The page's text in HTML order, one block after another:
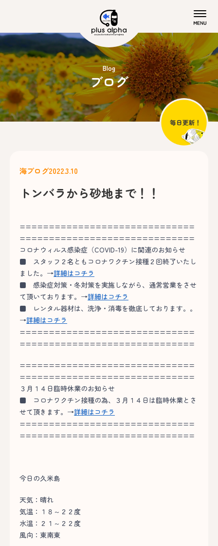
Blog
ブログ
海ブログ2022.3.10
トンバラから砂地まで！！
==============================
==============================
コロナウィルス感染症（COVID-19）に関連のお知らせ
■ スタッフ２名ともコロナワクチン接種２回終了いたし
ました。→詳細はコチラ
■ 感染症対策・冬対策を実施しながら、通常営業をさせ
て頂いております。→詳細はコチラ
■ レンタル器材は、洗浄・消毒を徹底しております。。
→詳細はコチラ
==============================
==============================
==============================
==============================
３月１４日臨時休業のお知らせ
■ コロナワクチン接種の為、３月１４日は臨時休業とさ
せて頂きます。→詳細はコチラ
==============================
==============================
今日の久米島
天気：晴れ
気温：１８～２２度
水温：２１～２２度
風向：東南東